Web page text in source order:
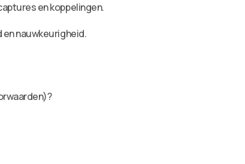
en koppelingen.
nauwkeurigheid.